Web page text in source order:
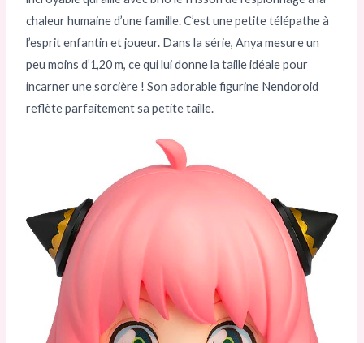
chaleur humaine d’une famille. C’est une petite télépathe à
l’esprit enfantin et joueur. Dans la série, Anya mesure un
peu moins d’1,20 m, ce qui lui donne la taille idéale pour
incarner une sorcière ! Son adorable figurine Nendoroid
reflète parfaitement sa petite taille.